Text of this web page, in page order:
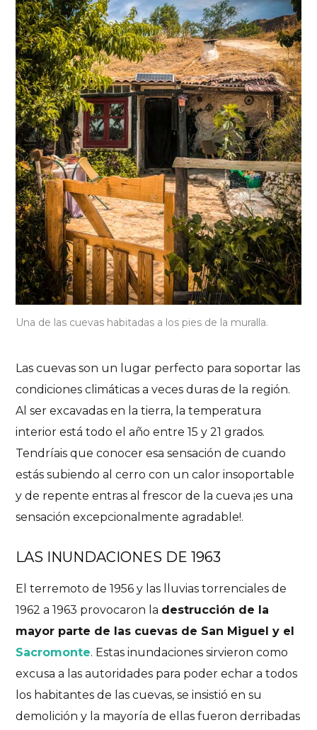
Una de las cuevas habitadas a los pies de la muralla.
Las cuevas son un lugar perfecto para soportar las
condiciones climáticas a veces duras de la región.
Al ser excavadas en la tierra, la temperatura
interior está todo el año entre 15 y 21 grados.
Tendríais que conocer esa sensación de cuando
estás subiendo al cerro con un calor insoportable
y de repente entras al frescor de la cueva ¡es una
sensación excepcionalmente agradable!.
LAS INUNDACIONES DE 1963
El terremoto de 1956 y las lluvias torrenciales de
1962 a 1963 provocaron la destrucción de la
mayor parte de las cuevas de San Miguel y el
Sacromonte. Estas inundaciones sirvieron como
excusa a las autoridades para poder echar a todos
los habitantes de las cuevas, se insistió en su
demolición y la mayoría de ellas fueron derribadas